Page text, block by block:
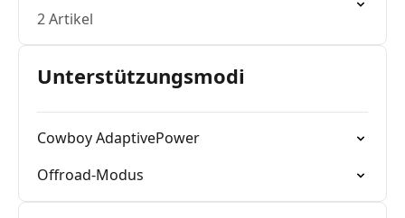
2 Artikel
Unterstützungsmodi
Cowboy AdaptivePower
Offroad-Modus